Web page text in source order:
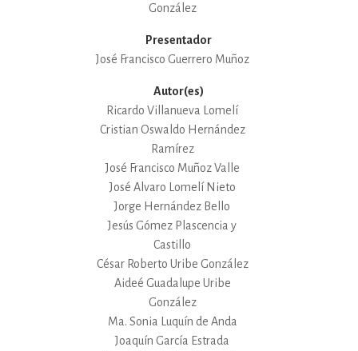
González
Presentador
José Francisco Guerrero Muñoz
Autor(es)
Ricardo Villanueva Lomelí
Cristian Oswaldo Hernández
Ramírez
José Francisco Muñoz Valle
José Alvaro Lomelí Nieto
Jorge Hernández Bello
Jesús Gómez Plascencia y
Castillo
César Roberto Uribe González
Aideé Guadalupe Uribe
González
Ma. Sonia Luquín de Anda
Joaquín García Estrada